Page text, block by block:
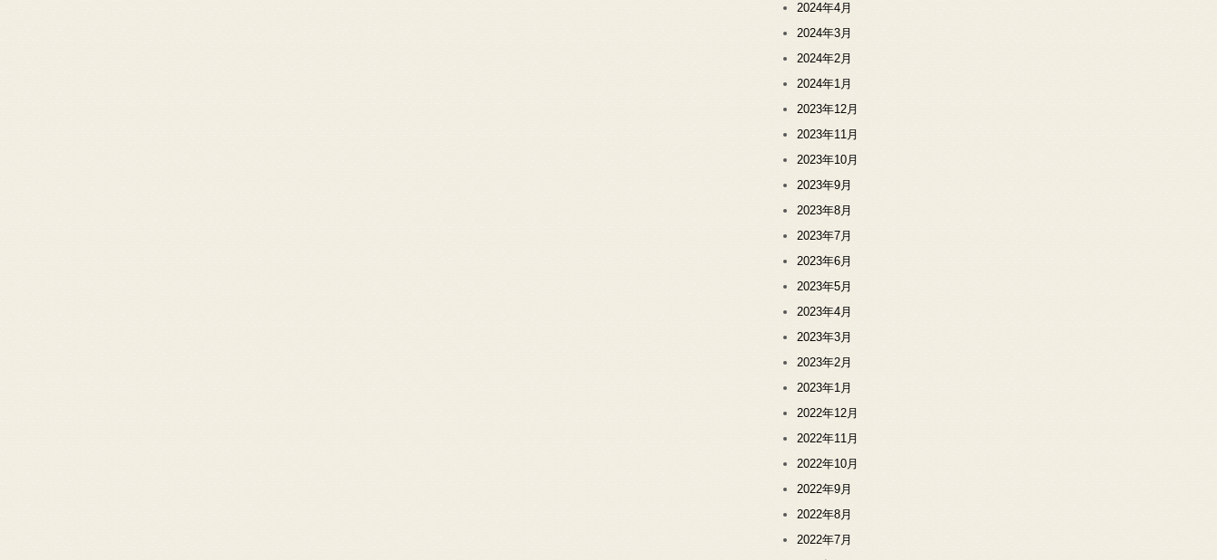
2024年4月
2024年3月
2024年2月
2024年1月
2023年12月
2023年11月
2023年10月
2023年9月
2023年8月
2023年7月
2023年6月
2023年5月
2023年4月
2023年3月
2023年2月
2023年1月
2022年12月
2022年11月
2022年10月
2022年9月
2022年8月
2022年7月